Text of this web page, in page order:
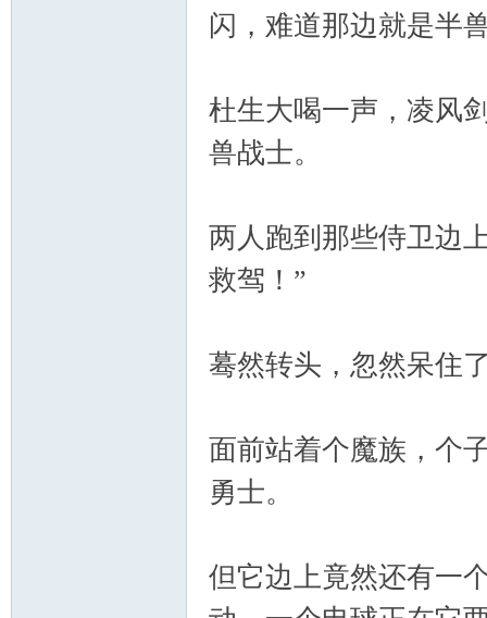
闪，难道那边就是半
杜生大喝一声，凌风
兽战士。
两人跑到那些侍卫边
救驾！”
蓦然转头，忽然呆住
面前站着个魔族，个
勇士。
但它边上竟然还有一